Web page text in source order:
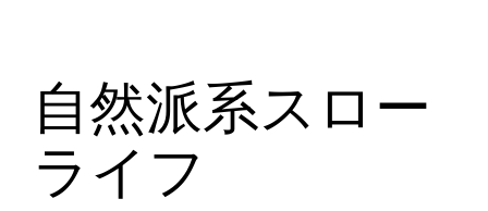
自然派系スロー
ライフ